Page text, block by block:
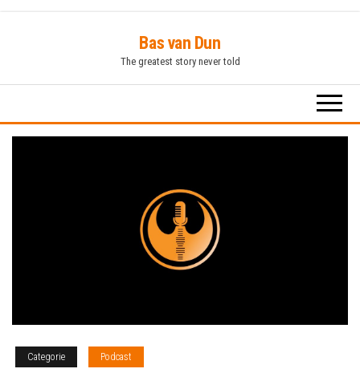
inhoud
Bas van Dun
The greatest story never told
Categorie Podcast